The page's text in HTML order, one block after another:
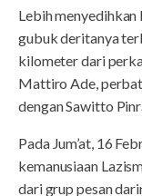
Lebih
gubuk deritanya
kilometer dari
Mattiro Ade,
dengan Sawitto
Pada Jum’at, 16
kemanusiaan
dari grup pesan